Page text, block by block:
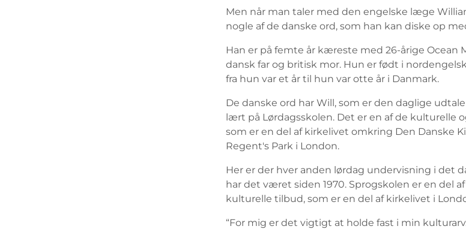
Men når man taler med den engelske læge
nogle af de danske ord, som han kan diske op
Han er på femte år kæreste med 26-årige Ocean
dansk far og britisk mor. Hun er født i
fra hun var et år til hun var otte år i Danmark.
De danske ord har Will, som er den daglige
lært på Lørdagsskolen. Det er en af de kulturelle
som er en del af kirkelivet omkring Den Danske
Regent's Park i London.
Her er der hver anden lørdag undervisning i det
har det været siden 1970. Sprogskolen er en del
kulturelle tilbud, som er en del af kirkelivet i
“For mig er det vigtigt at holde fast i min